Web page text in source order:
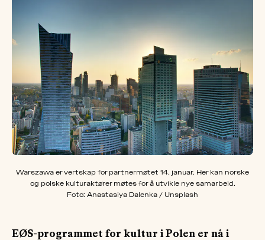
Warszawa er vertskap for partnermøtet 14. januar. Her kan norske
og polske kulturaktører møtes for å utvikle nye samarbeid.
Foto: Anastasiya Dalenka / Unsplash
EØS-programmet for kultur i Polen er nå i